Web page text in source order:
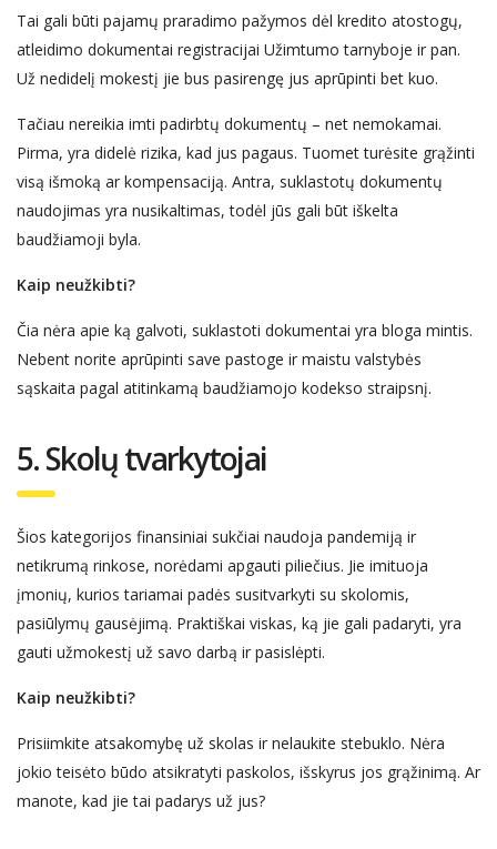
Tai gali būti pajamų praradimo pažymos dėl kredito atostogų,
atleidimo dokumentai registracijai Užimtumo tarnyboje ir pan.
Už nedidelį mokestį jie bus pasirengę jus aprūpinti bet kuo.
Tačiau nereikia imti padirbtų dokumentų – net nemokamai.
Pirma, yra didelė rizika, kad jus pagaus. Tuomet turėsite grąžinti
visą išmoką ar kompensaciją. Antra, suklastotų dokumentų
naudojimas yra nusikaltimas, todėl jūs gali būt iškelta
baudžiamoji byla.
Kaip neužkibti?
Čia nėra apie ką galvoti, suklastoti dokumentai yra bloga mintis.
Nebent norite aprūpinti save pastoge ir maistu valstybės
sąskaita pagal atitinkamą baudžiamojo kodekso straipsnį.
5. Skolų tvarkytojai
Šios kategorijos finansiniai sukčiai naudoja pandemiją ir
netikrumą rinkose, norėdami apgauti piliečius. Jie imituoja
įmonių, kurios tariamai padės susitvarkyti su skolomis,
pasiūlymų gausėjimą. Praktiškai viskas, ką jie gali padaryti, yra
gauti užmokestį už savo darbą ir pasislėpti.
Kaip neužkibti?
Prisiimkite atsakomybę už skolas ir nelaukite stebuklo. Nėra
jokio teisėto būdo atsikratyti paskolos, išskyrus jos grąžinimą. Ar
manote, kad jie tai padarys už jus?